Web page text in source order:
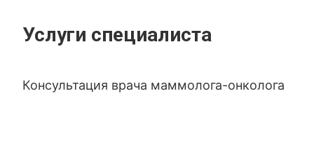
Услуги специалиста
Консультация врача маммолога-онколога